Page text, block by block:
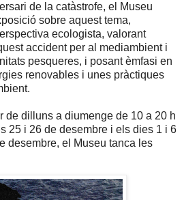
de la catàstrofe, el Museu
sobre aquest tema,
ecologista, valorant
accident per al mediambient i
pesqueres, i posant èmfasi en
renovables i unes pràctiques
de dilluns a diumenge de 10 a 20 h
25 i 26 de desembre i els dies 1 i 6
desembre, el Museu tanca les